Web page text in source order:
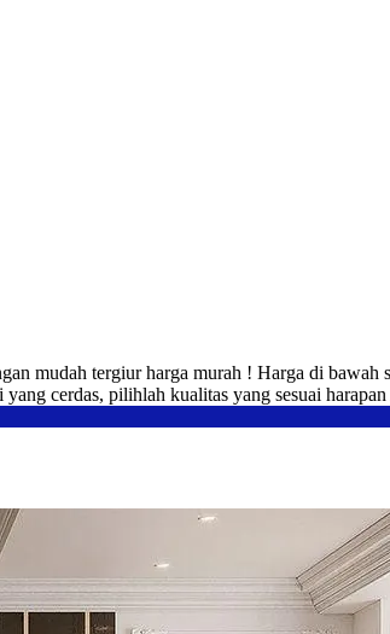
mudah tergiur harga murah ! Harga di bawah
cerdas, pilihlah kualitas yang sesuai